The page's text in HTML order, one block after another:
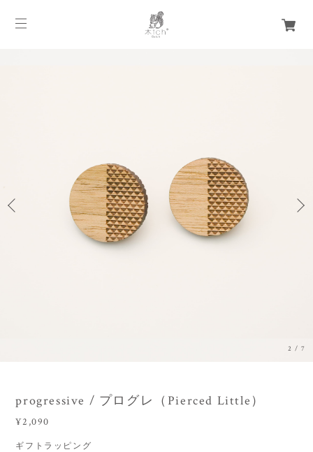
3 /7
progressive / プログレ（Pierced Little）
¥2,090
ギフトラッピング